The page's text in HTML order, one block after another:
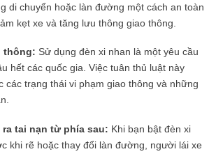
di chuyển hoặc làn đường một cách an toàn
kẹt xe và tăng lưu thông giao thông.
thông: Sử dụng đèn xi nhan là một yêu cầu
hết các quốc gia. Việc tuân thủ luật này
các trạng thái vi phạm giao thông và những
tai nạn từ phía sau: Khi bạn bật đèn xi
khi rẽ hoặc thay đổi làn đường, người lái xe